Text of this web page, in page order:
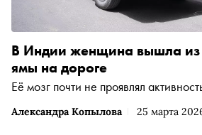
Александра Копылова 25 марта
В Индии женщина вышла из
ямы на дороге
Её мозг почти не проявлял